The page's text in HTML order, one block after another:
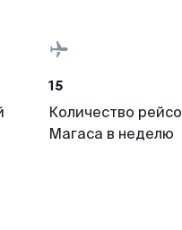
15
Количество
Магаса в неделю